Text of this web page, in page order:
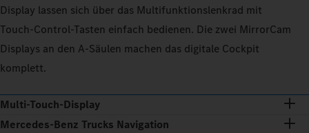
Display lassen sich über das Multifunktionslenkrad mit
Touch‑Control-Tasten einfach bedienen. Die zwei MirrorCam
Displays an den A‑Säulen machen das digitale Cockpit
komplett.
Multi-Touch-Display
Mercedes‑Benz Trucks Navigation